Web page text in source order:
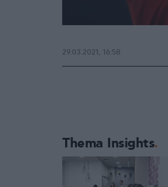
29.03.2021, 16:58
Thema Insights